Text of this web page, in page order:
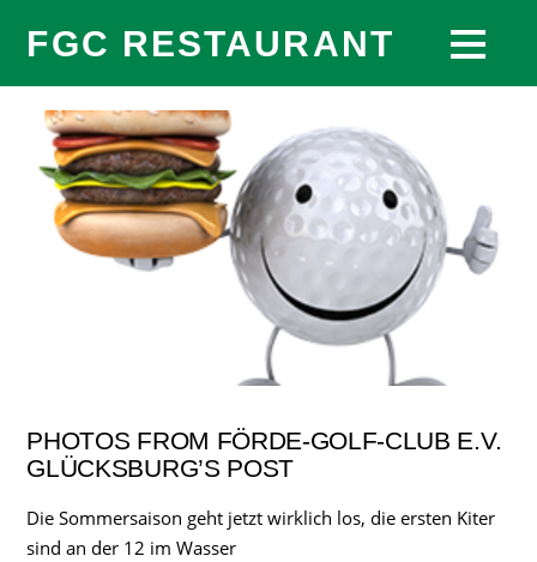
FGC RESTAURANT
PHOTOS FROM FÖRDE-GOLF-CLUB E.V.
GLÜCKSBURG’S POST
Die Sommersaison geht jetzt wirklich los, die ersten Kiter
sind an der 12 im Wasser